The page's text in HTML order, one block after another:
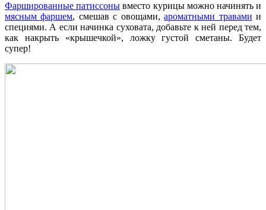
Фаршированные патиссоны вместо курицы можно начинять и
мясным фаршем, смешав с овощами,ароматными травами и
специями. А если начинка суховата, добавьте к ней перед тем,
как накрыть «крышечкой», ложку густой сметаны. Будет
супер!